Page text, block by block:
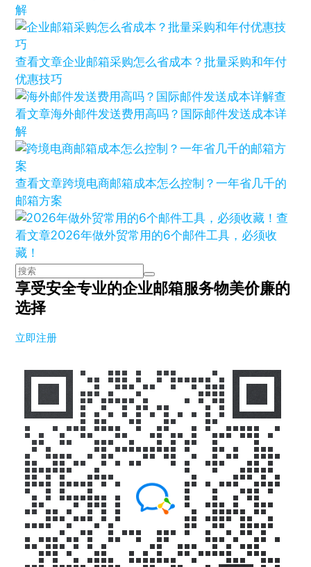
解
查看文章企业邮箱采购怎么省成本？批量采购和年付
优惠技巧
查
看文章海外邮件发送费用高吗？国际邮件发送成本详
解
查看文章跨境电商邮箱成本怎么控制？一年省几千的
邮箱方案
查
看文章2026年做外贸常用的6个邮件工具，必须收
藏！
享受安全专业的企业邮箱服务物美价廉的
选择
立即注册